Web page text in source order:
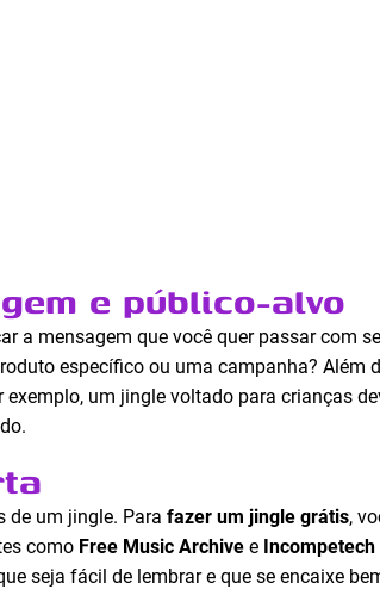
e público-alvo
a mensagem que você quer passar com
específico ou uma campanha? Além
um jingle voltado para crianças
de um jingle. Para fazer um jingle grátis,
como Free Music Archive e Incompetech
seja fácil de lembrar e que se encaixe